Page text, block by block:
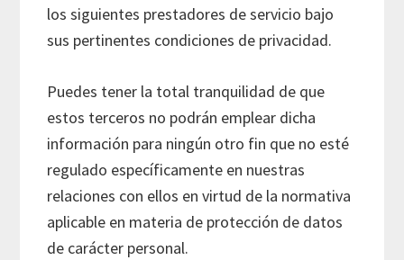
los siguientes prestadores de servicio bajo
sus pertinentes condiciones de privacidad.
Puedes tener la total tranquilidad de que
estos terceros no podrán emplear dicha
información para ningún otro fin que no esté
regulado específicamente en nuestras
relaciones con ellos en virtud de la normativa
aplicable en materia de protección de datos
de carácter personal.